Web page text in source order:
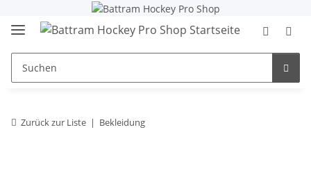
Zurück zur Liste Bekleidung